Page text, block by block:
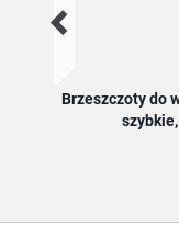
Brzeszczoty do